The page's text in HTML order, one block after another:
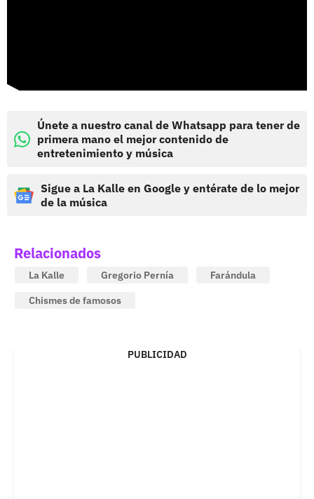
Únete a nuestro canal de Whatsapp para tener de
primera mano el mejor contenido de
entretenimiento y música
Sigue a La Kalle en Google y entérate de lo mejor
de la música
Relacionados
La Kalle Gregorio Pernía
Farándula
Chismes de famosos
PUBLICIDAD